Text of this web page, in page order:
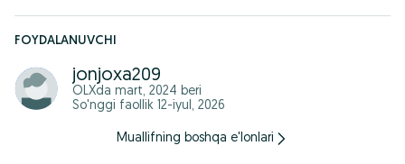
FOYDALANUVCHI
jonjoxa209
OLXda mart, 2024 beri
So'nggi faollik 12-iyul, 2026
Muallifning boshqa e'lonlari